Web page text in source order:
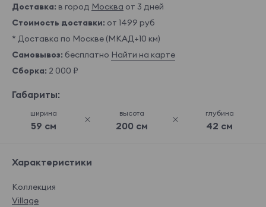
Доставка: в город Москва от 3 дней
Стоимость доставки: от 1499 руб
* Доставка по Москве (МКАД+10 км)
Самовывоз: бесплатно Найти на карте
Сборка: 2 000 ₽
Габариты:
ширина
59 см
высота
200 см
глубина
42 см
Характеристики
Коллекция
Village